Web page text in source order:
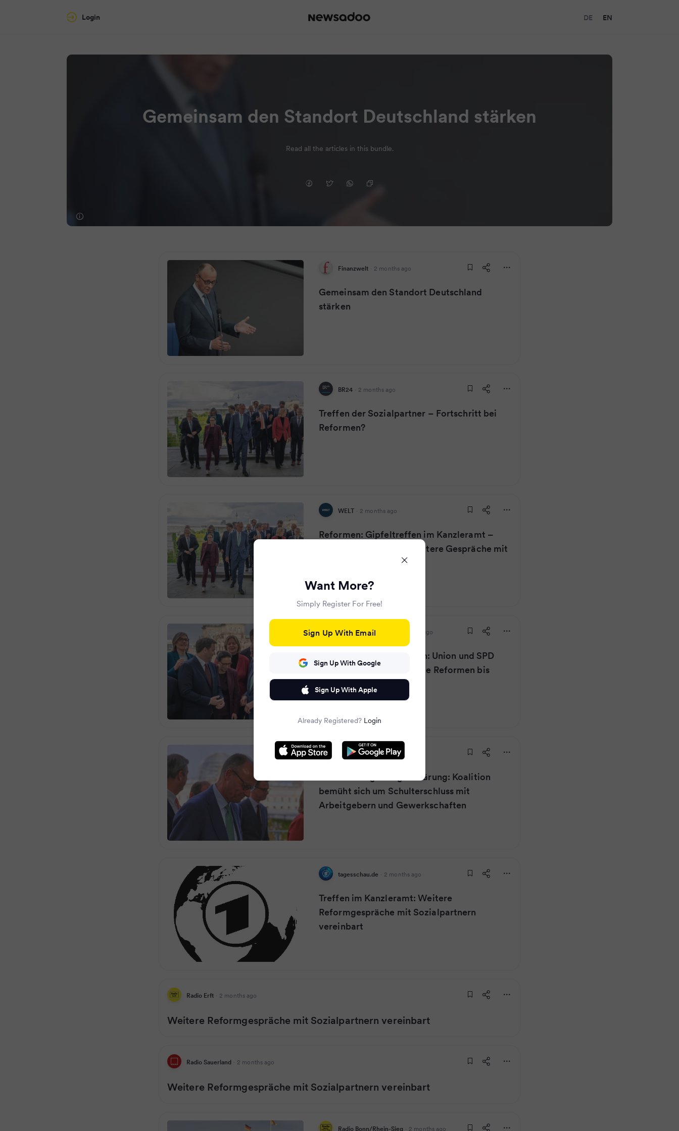
Login DE EN
Gemeinsam den Standort Deutschland stärken
Read all the articles in this bundle.
Finanzwelt · 2 months ago
Gemeinsam den Standort Deutschland
stärken
BR24 · 2 months ago
Treffen der Sozialpartner – Fortschritt bei
Reformen?
WELT · 2 months ago
Reformen: Gipfeltreffen im Kanzleramt –
Regierung vereinbart weitere Gespräche mit
Sozialpartnern - WELT
SÜDWEST PRESSE 2 months ago
Koalitionstreffen in Berlin: Union und SPD
drängen auf grundlegende Reformen bis
Tagesspiegel · 2 months ago
Merz vor Regierungserklärung: Koalition
bemüht sich um Schulterschluss mit
Arbeitgebern und Gewerkschaften
tagesschau.de · 2 months ago
Treffen im Kanzleramt: Weitere
Reformgespräche mit Sozialpartnern
vereinbart
Radio Erft · 2 months ago
Weitere Reformgespräche mit Sozialpartnern vereinbart
Radio Sauerland · 2 months ago
Weitere Reformgespräche mit Sozialpartnern vereinbart
Radio Bonn/Rhein-Sieg · 2 months ago
Want More?
Simply Register For Free!
Sign Up With Email
Sign Up With Google
Sign Up With Apple
Already Registered? Login